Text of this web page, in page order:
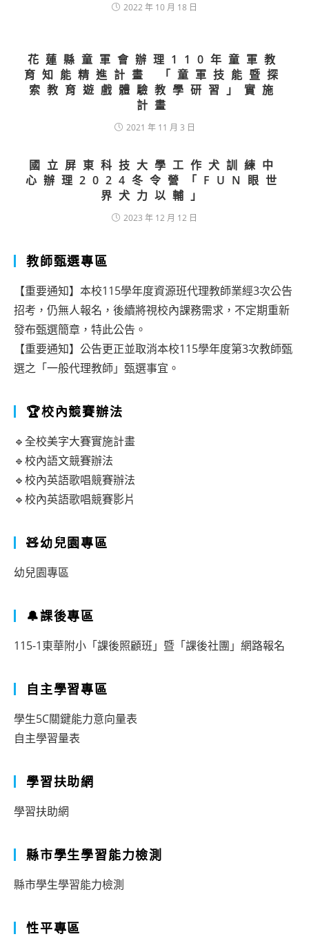
2022 年 10 月 18 日
花蓮縣童軍會辦理110年童軍教
育知能精進計畫 「童軍技能暨探
索教育遊戲體驗教學研習」實施
計畫
2021 年 11 月 3 日
國立屏東科技大學工作犬訓練中
心辦理2024冬令營「FUN眼世
界犬力以輔」
2023 年 12 月 12 日
教師甄選專區
【重要通知】本校115學年度資源班代理教師業經3次公告
招考，仍無人報名，後續將視校內課務需求，不定期重新
發布甄選簡章，特此公告。
【重要通知】公告更正並取消本校115學年度第3次教師甄
選之「一般代理教師」甄選事宜。
🏆校內競賽辦法
🔹全校美字大賽實施計畫
🔹校內語文競賽辦法
🔹校內英語歌唱競賽辦法
🔹校內英語歌唱競賽影片
🧸幼兒園專區
幼兒園專區
🔔課後專區
115-1東華附小「課後照顧班」暨「課後社團」網路報名
自主學習專區
學生5C關鍵能力意向量表
自主學習量表
學習扶助網
學習扶助網
縣市學生學習能力檢測
縣市學生學習能力檢測
性平專區